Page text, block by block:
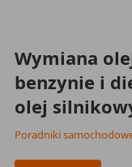
Wymiana
benzynie i
olej
Poradniki